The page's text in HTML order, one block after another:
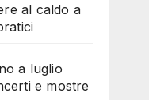
al caldo a
a luglio
e mostre